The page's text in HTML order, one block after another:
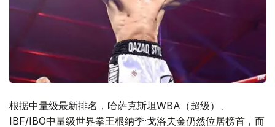
根据中量级最新排名，哈萨克斯坦WBA（超级）、
IBF/IBO中量级世界拳王根纳季·戈洛夫金仍然位居榜首，而